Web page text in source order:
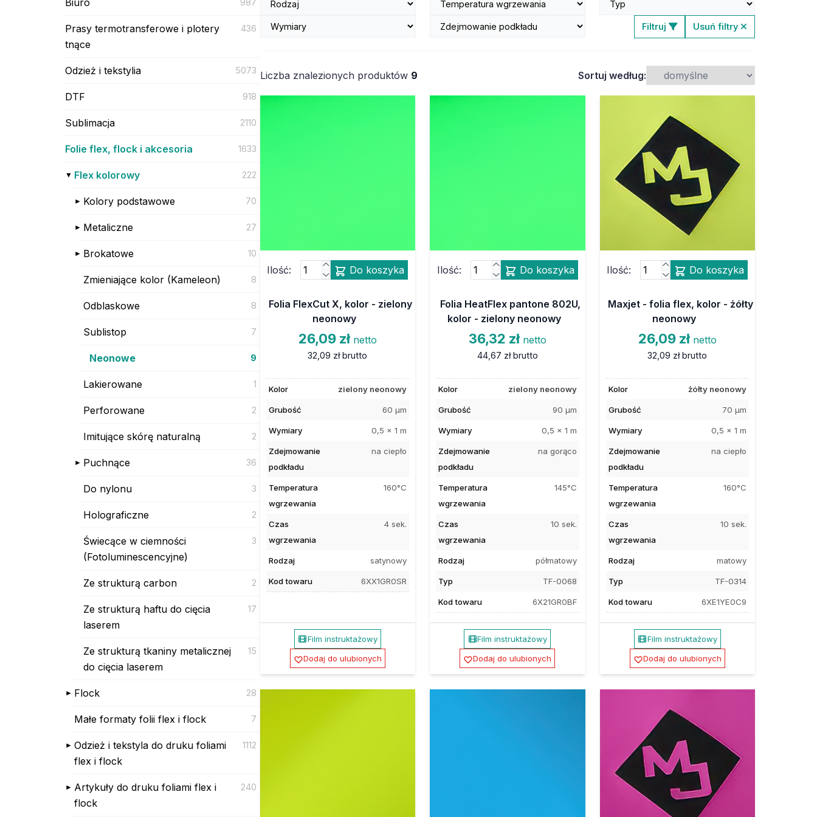
Prasy termotransferowe i plotery
tnące
436
Odzież i tekstylia 5073
DTF 918
Sublimacja 2110
Folie flex, flock i akcesoria 1633
Flex kolorowy 222
Kolory podstawowe 70
Metaliczne 27
Brokatowe 10
Zmieniające kolor (Kameleon) 8
Odblaskowe 8
Sublistop 7
Neonowe 9
Lakierowane 1
Perforowane 2
Imitujące skórę naturalną 2
Puchnące 36
Do nylonu 3
Holograficzne 2
Świecące w ciemności
(Fotoluminescencyjne)
3
Ze strukturą carbon 2
Ze strukturą haftu do cięcia
laserem
17
Ze strukturą tkaniny metalicznej
do cięcia laserem
15
Flock 28
Małe formaty folii flex i flock 7
Odzież i tekstyla do druku foliami
flex i flock
1112
Artykuły do druku foliami flex i
flock
240
Filtruj Usuń filtry
Liczba znalezionych produktów 9 Sortuj według:
Ilość: Do koszyka
Folia FlexCut X, kolor - zielony
neonowy
26,09 zł netto
32,09 zł brutto
Kolor zielony neonowy
Grubość 60 µm
Wymiary 0,5 x 1 m
Zdejmowanie
podkładu
na ciepło
Temperatura
wgrzewania
160°C
Czas
wgrzewania
4 sek.
Rodzaj satynowy
Kod towaru 6XX1GR0SR
Film instruktażowy
Dodaj do ulubionych
Ilość: Do koszyka
Folia HeatFlex pantone 802U,
kolor - zielony neonowy
36,32 zł netto
44,67 zł brutto
Kolor zielony neonowy
Grubość 90 µm
Wymiary 0,5 x 1 m
Zdejmowanie
podkładu
na gorąco
Temperatura
wgrzewania
145°C
Czas
wgrzewania
10 sek.
Rodzaj półmatowy
Typ TF-0068
Kod towaru 6X21GR0BF
Film instruktażowy
Dodaj do ulubionych
Ilość: Do koszyka
Maxjet - folia flex, kolor - żółty
neonowy
26,09 zł netto
32,09 zł brutto
Kolor żółty neonowy
Grubość 70 µm
Wymiary 0,5 x 1 m
Zdejmowanie
podkładu
na ciepło
Temperatura
wgrzewania
160°C
Czas
wgrzewania
10 sek.
Rodzaj matowy
Typ TF-0314
Kod towaru 6XE1YE0C9
Film instruktażowy
Dodaj do ulubionych